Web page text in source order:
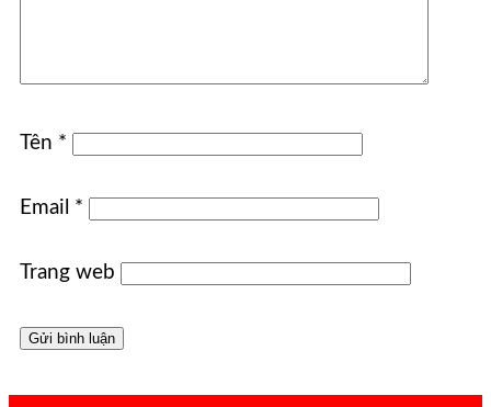
Tên *
Email *
Trang web